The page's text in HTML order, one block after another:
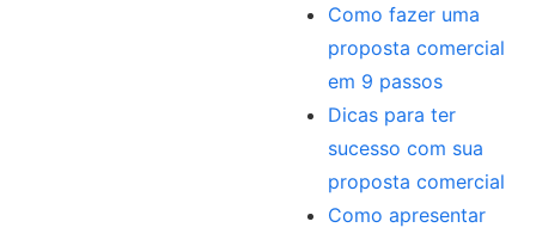
Como fazer uma
proposta comercial
em 9 passos
Dicas para ter
sucesso com sua
proposta comercial
Como apresentar